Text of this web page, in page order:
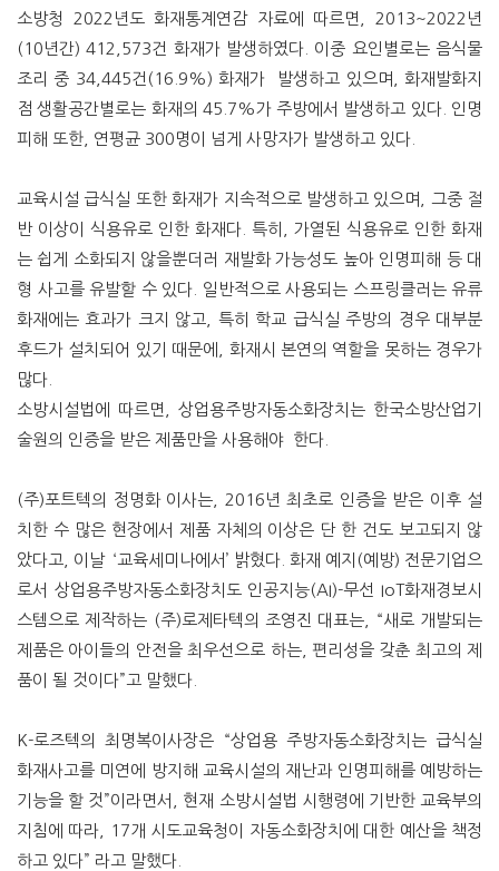
소방청 2022년도 화재통계연감 자료에 따르면, 2013~2022년
(10년간) 412,573건 화재가 발생하였다. 이중 요인별로는 음식물
조리 중 34,445건(16.9%) 화재가 발생하고 있으며, 화재발화지
점 생활공간별로는 화재의 45.7%가 주방에서 발생하고 있다. 인명
피해 또한, 연평균 300명이 넘게 사망자가 발생하고 있다.
교육시설 급식실 또한 화재가 지속적으로 발생하고 있으며, 그중 절
반 이상이 식용유로 인한 화재다. 특히, 가열된 식용유로 인한 화재
는 쉽게 소화되지 않을뿐더러 재발화 가능성도 높아 인명피해 등 대
형 사고를 유발할 수 있다. 일반적으로 사용되는 스프링클러는 유류
화재에는 효과가 크지 않고, 특히 학교 급식실 주방의 경우 대부분
후드가 설치되어 있기 때문에, 화재시 본연의 역할을 못하는 경우가
많다.
소방시설법에 따르면, 상업용주방자동소화장치는 한국소방산업기
술원의 인증을 받은 제품만을 사용해야 한다.
(주)포트텍의 정명화 이사는, 2016년 최초로 인증을 받은 이후 설
치한 수 많은 현장에서 제품 자체의 이상은 단 한 건도 보고되지 않
았다고, 이날 ‘교육세미나에서’ 밝혔다. 화재 예지(예방) 전문기업으
로서 상업용주방자동소화장치도 인공지능(AI)-무선 IoT화재경보시
스템으로 제작하는 (주)로제타텍의 조영진 대표는, “새로 개발되는
제품은 아이들의 안전을 최우선으로 하는, 편리성을 갖춘 최고의 제
품이 될 것이다”고 말했다.
K-로즈텍의 최명복이사장은 “상업용 주방자동소화장치는 급식실
화재사고를 미연에 방지해 교육시설의 재난과 인명피해를 예방하는
기능을 할 것”이라면서, 현재 소방시설법 시행령에 기반한 교육부의
지침에 따라, 17개 시도교육청이 자동소화장치에 대한 예산을 책정
하고 있다” 라고 말했다.